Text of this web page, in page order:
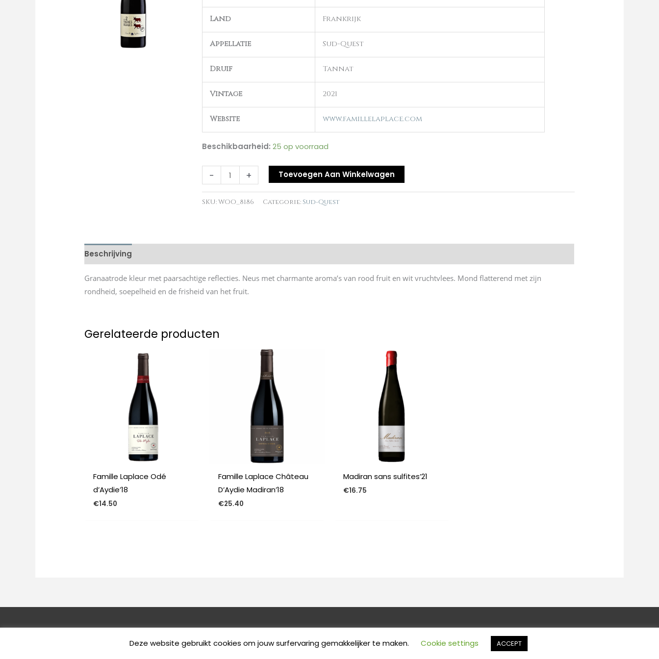
Land Frankrijk
Appellatie Sud-Quest
Druif Tannat
Vintage 2021
Website www.famillelaplace.com
Beschikbaarheid: 25 op voorraad
-
Vaches
Rouges'21
+ Toevoegen Aan Winkelwagen
SKU:WOO_8186 Categorie:Sud-Quest
Beschrijving
Granaatrode kleur met paarsachtige reflecties. Neus met charmante aroma’s van rood fruit en wit vruchtvlees. Mond flatterend met zijn
rondheid, soepelheid en de frisheid van het fruit.
Gerelateerde producten
Famille Laplace Odé
d’Aydie’18
€14.50
Famille Laplace Château
D’Aydie Madiran’18
€25.40
Madiran sans sulfites’21
€16.75
Powered by Deal Webdesign
Deze website gebruikt cookies om jouw surfervaring gemakkelijker te maken.
Cookie settings ACCEPT